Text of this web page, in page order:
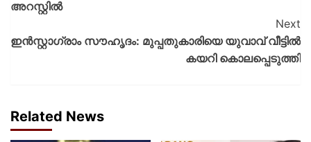
അറസ്റ്റില്‍
Next
ഇൻസ്റ്റാഗ്രാം സൗഹൃദം: മുപ്പതുകാരിയെ യുവാവ് വീട്ടിൽ
കയറി കൊലപ്പെടുത്തി
Related News